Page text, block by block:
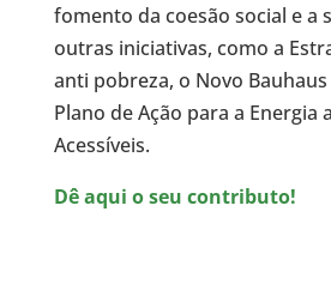
fomento da coesão social e a
outras iniciativas, como a
anti pobreza, o Novo
Plano de Ação para a Energia
Acessíveis.
Dê aqui o seu contributo!